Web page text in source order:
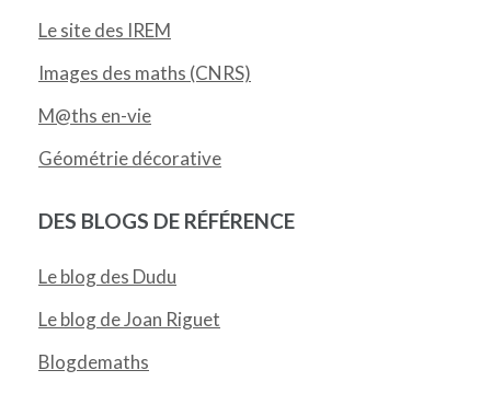
Le site des IREM
Images des maths (CNRS)
M@ths en-vie
Géométrie décorative
DES BLOGS DE RÉFÉRENCE
Le blog des Dudu
Le blog de Joan Riguet
Blogdemaths